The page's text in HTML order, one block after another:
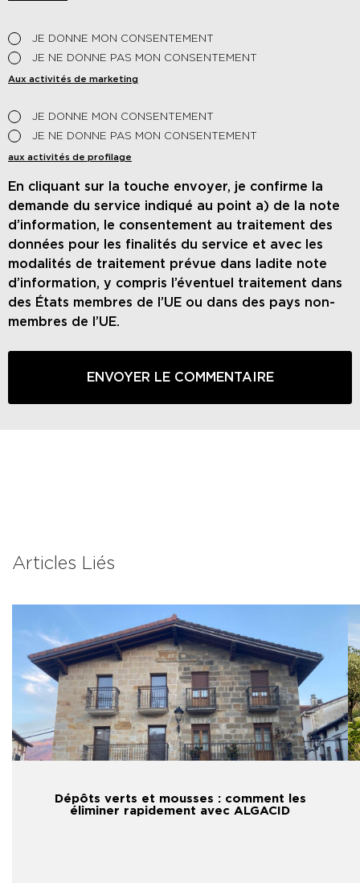
JE DONNE MON CONSENTEMENT
JE NE DONNE PAS MON CONSENTEMENT
Aux activités de marketing
JE DONNE MON CONSENTEMENT
JE NE DONNE PAS MON CONSENTEMENT
aux activités de profilage
En cliquant sur la touche envoyer, je confirme la
demande du service indiqué au point a) de la note
d’information, le consentement au traitement des
données pour les finalités du service et avec les
modalités de traitement prévue dans ladite note
d’information, y compris l’éventuel traitement dans
des États membres de l’UE ou dans des pays non-
membres de l’UE.
Articles Liés
Dépôts verts et mousses : comment les
éliminer rapidement avec ALGACID